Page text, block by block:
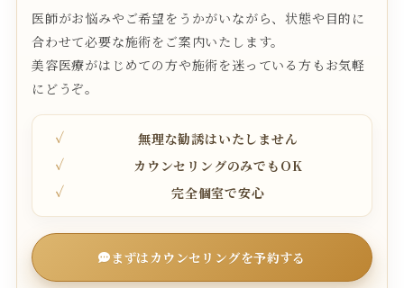
医師がお悩みやご希望をうかがいながら、状態や目的に
合わせて必要な施術をご案内いたします。
美容医療がはじめての方や施術を迷っている方もお気軽
にどうぞ。
無理な勧誘はいたしません
カウンセリングのみでもOK
完全個室で安心
まずはカウンセリングを予約する